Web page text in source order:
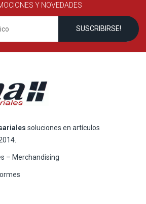
Y NOVEDADES
soluciones en artículos
– Merchandising